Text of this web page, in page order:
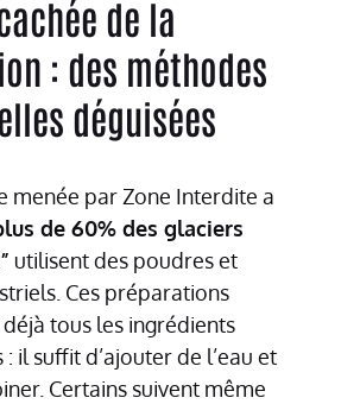
de la
: des méthodes
déguisées
menée par Zone Interdite a
de 60% des glaciers
utilisent des poudres et
Ces préparations
tous les ingrédients
il suffit d’ajouter de l’eau et
Certains suivent même